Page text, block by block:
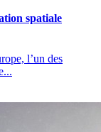
spatiale
l’un des